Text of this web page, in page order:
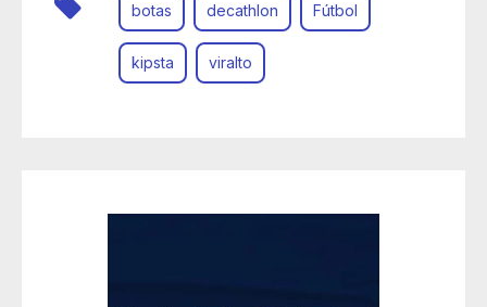
botas decathlon Fútbol
kipsta viralto